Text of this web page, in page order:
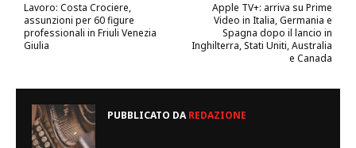
Apple TV+: arriva su Prime
Video in Italia, Germania e
Spagna dopo il lancio in
Inghilterra, Stati Uniti, Australia
e Canada
Lavoro: Costa Crociere,
assunzioni per 60 figure
professionali in Friuli Venezia
Giulia
PUBBLICATO DAREDAZIONE